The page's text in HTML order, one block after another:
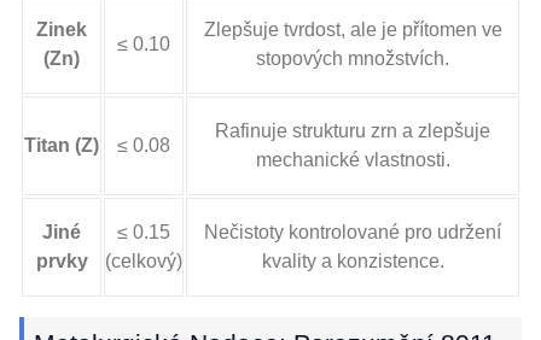
Zinek
(Zn)
≤ 0.10
Zlepšuje tvrdost, ale je přítomen ve
stopových množstvích.
Titan (Z) ≤ 0.08
Rafinuje strukturu zrn a zlepšuje
mechanické vlastnosti.
Jiné
prvky
≤ 0.15
(celkový)
Nečistoty kontrolované pro udržení
kvality a konzistence.